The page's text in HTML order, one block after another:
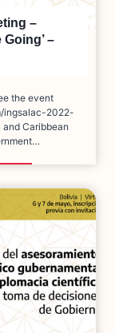
–
–
the event
ingsalac-2022-
and Caribbean